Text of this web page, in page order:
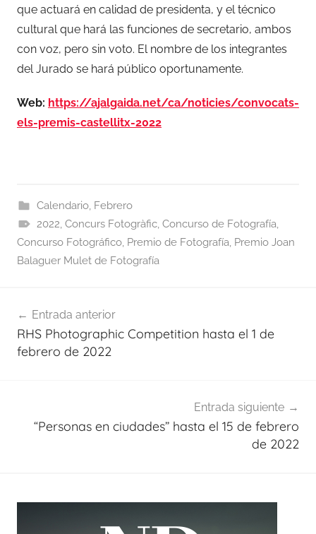
que actuará en calidad de presidenta, y el técnico
cultural que hará las funciones de secretario, ambos
con voz, pero sin voto. El nombre de los integrantes
del Jurado se hará público oportunamente.
Web: https://ajalgaida.net/ca/noticies/convocats-
els-premis-castellitx-2022
Calendario, Febrero
2022, Concurs Fotogràfic, Concurso de Fotografía,
Concurso Fotográfico, Premio de Fotografía, Premio Joan
Balaguer Mulet de Fotografía
de
entradas
Entrada anterior
RHS Photographic Competition hasta el 1 de
febrero de 2022
Entrada siguiente
“Personas en ciudades” hasta el 15 de febrero
de 2022